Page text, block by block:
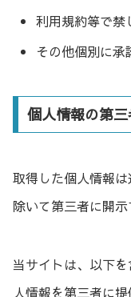
利用規約等で禁
その他個別に
個人情報の第
取得した個人情報
除いて第三者に開示
当サイトは、以下
人情報を第三者に